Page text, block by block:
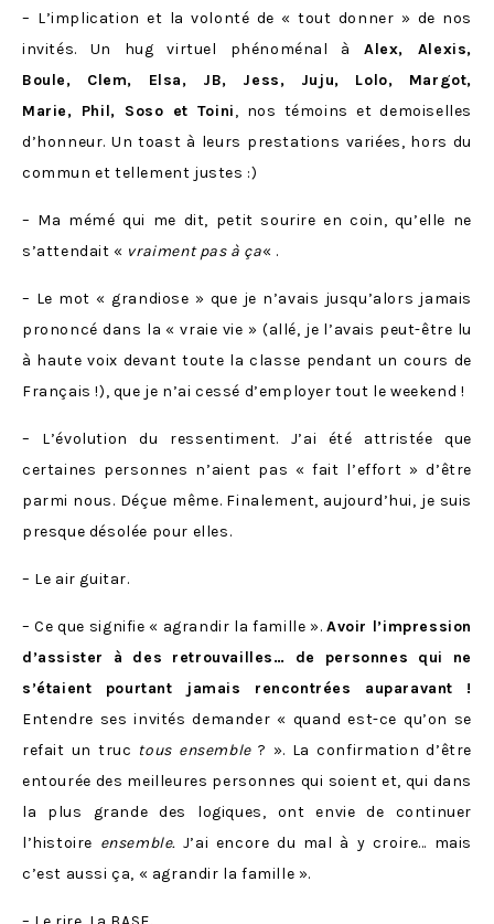
– L’implication et la volonté de « tout donner » de nos
invités. Un hug virtuel phénoménal à Alex, Alexis,
Boule, Clem, Elsa, JB, Jess, Juju, Lolo, Margot,
Marie, Phil, Soso et Toini, nos témoins et demoiselles
d’honneur. Un toast à leurs prestations variées, hors du
commun et tellement justes :)
– Ma mémé qui me dit, petit sourire en coin, qu’elle ne
s’attendait « vraiment pas à ça« .
– Le mot « grandiose » que je n’avais jusqu’alors jamais
prononcé dans la « vraie vie » (allé, je l’avais peut-être lu
à haute voix devant toute la classe pendant un cours de
Français !), que je n’ai cessé d’employer tout le weekend !
– L’évolution du ressentiment. J’ai été attristée que
certaines personnes n’aient pas « fait l’effort » d’être
parmi nous. Déçue même. Finalement, aujourd’hui, je suis
presque désolée pour elles.
– Le air guitar.
– Ce que signifie « agrandir la famille ».Avoir l’impression
d’assister à des retrouvailles… de personnes qui ne
s’étaient pourtant jamais rencontrées auparavant !
Entendre ses invités demander « quand est-ce qu’on se
refait un truc tous ensemble? ». La confirmation d’être
entourée des meilleures personnes qui soient et, qui dans
la plus grande des logiques, ont envie de continuer
l’histoire ensemble. J’ai encore du mal à y croire… mais
c’est aussi ça, « agrandir la famille ».